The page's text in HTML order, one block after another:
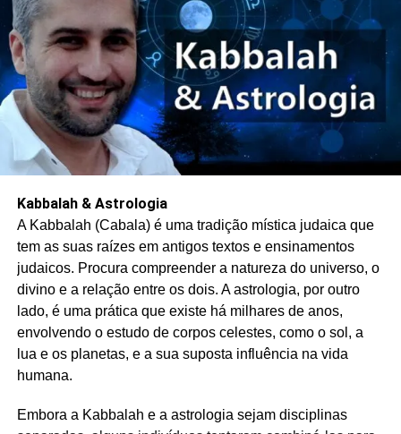
Kabbalah & Astrologia
A Kabbalah (Cabala) é uma tradição mística judaica que
tem as suas raízes em antigos textos e ensinamentos
judaicos. Procura compreender a natureza do universo, o
divino e a relação entre os dois. A astrologia, por outro
lado, é uma prática que existe há milhares de anos,
envolvendo o estudo de corpos celestes, como o sol, a
lua e os planetas, e a sua suposta influência na vida
humana.
Embora a Kabbalah e a astrologia sejam disciplinas